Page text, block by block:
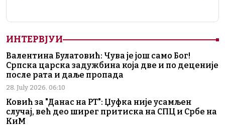
ИНТЕРВЈУИ
Валентина Булатовић: Чува је још само Бог!
Српска царска задужбина која две и по деценије
после рата и даље пропада
28. July 2026. 06:10
Ковић за "Данас на РТ": Џуфка није усамљен
случај, већ део ширег притиска на СПЦ и Србе на
КиМ